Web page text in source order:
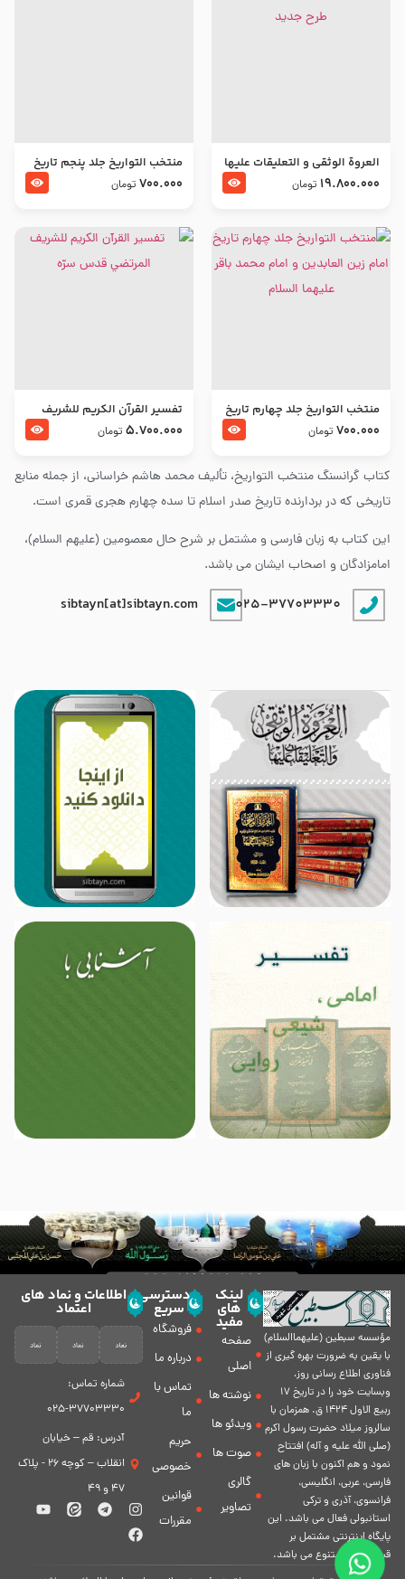
کتاب گرانسنگ منتخب التواريخ، تألیف محمد هاشم خراسانی، از جمله منابع
تاریخی که در بردارنده تاریخ صدر اسلام تا سده چهارم هجری قمری است.
این کتاب به زبان فارسی و مشتمل بر شرح حال معصومین (علیهم السلام)،
امامزادگان و اصحاب ایشان می باشد.
025-37703330
sibtayn[at]sibtayn.com
العروة الوثقى و التعليقات عليها
– طرح جدید
19.800.000 تومان
منتخب التواریخ جلد پنجم تاریخ
امام جعفر صادق و امام موسی
700.000 تومان
منتخب التواریخ جلد چهارم تاریخ
امام زین العابدین و امام محمد
700.000 تومان
تفسير القرآن الكريم للشريف
المرتضي قدس سرّه
5.700.000 تومان
مؤسسه سبطين (عليهماالسلام)
با يقين به ضرورت بهره گیرى از
فناورى اطلاع رسانى روز،
وبسایت خود را در تاريخ 17
ربيع الاول 1424 ق. همزمان با
سالروز ميلاد حضرت رسول اكرم
(صلی الله علیه و آله) افتتاح
نمود و هم اكنون با زبان های
فارسی، عربى، انگلیسی،
فرانسوی، آذری و ترکی
استانبولی فعال مى باشد. اين
پايگاه اينترنتى مشتمل بر
قسمت هاى متنوع مى باشد.
لینک
های
مفید
صفحه
اصلی
نوشته ها
ویدئو ها
صوت ها
گالری
تصاویر
دسترسی
سریع
فروشگاه
درباره ما
تماس با
ما
حریم
خصوصی
قوانین
مقررات
اطلاعات و نماد های
اعتماد
شماره تماس:
37703330-025
آدرس: قم – خیابان
انقلاب – کوچه 26 - پلاک
47 و 49